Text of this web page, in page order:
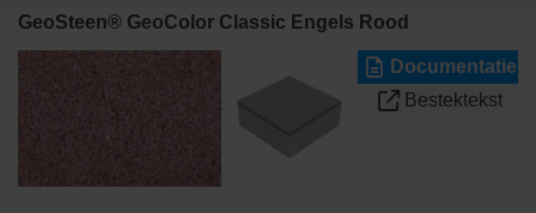
GeoSteen® GeoColor Classic Engels Rood
Documentatie
Bestektekst